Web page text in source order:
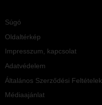
Súgó
Oldaltérkép
Impresszum, kapcsolat
Adatvédelem
Általános Szerződési Feltételek
Médiaajánlat